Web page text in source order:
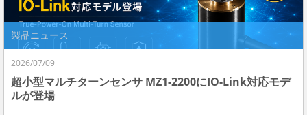
製品ニュース
2026/07/09
超小型マルチターンセンサ MZ1-2200にIO-Link対応モデ
ルが登場